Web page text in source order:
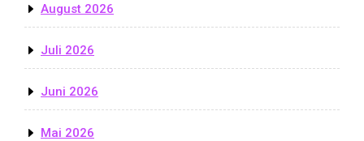
August 2026
Juli 2026
Juni 2026
Mai 2026